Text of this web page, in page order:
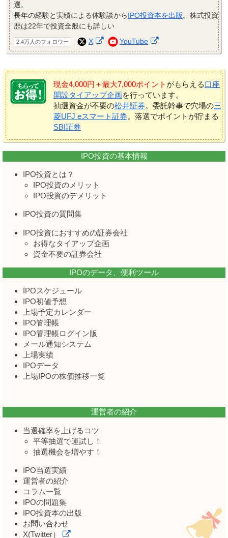
選。
長年の経験と実績による体験談からIPO投資本を出版。株式投資
歴は22年で投資全般にも詳しい
2.4万人のフォロワー X YouTube
現金4,000円＋最大7,000ポイント がもらえる口座
開設タイアップ企画を行っています。
抽選資金が不要の松井証券。委託幹事で穴場の三
菱UFJ eスマート証券。落選でポイントが貯まる
SBI証券
IPO投資の基本情報
IPO投資とは？
IPO投資のメリット
IPO投資のデメリット
IPO投資の質問集
IPO投資におすすめの証券会社
お得なタイアップ企画
資金不要の証券会社
IPOのデータ、便利ツール
IPOスケジュール
IPO初値予想
上場予定カレンダー
IPO管理帳
IPO管理帳ログイン版
メール通知システム
上場実績
IPOデータ
上場IPOの株価推移一覧
運営者の紹介
当選確率を上げるコツ
平等抽選で運試し！
抽選機会を増やす！
IPO当選実績
運営者の紹介
コラム一覧
IPOの問題集
IPO投資本の出版
お問い合わせ
X(Twitter）